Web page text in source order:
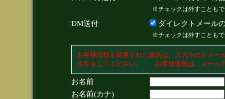
※チェックは外すことも
DM送付 ダイレクトメール
※チェックは外すことも
お客様情報を変更された場合は、入力されたメ
注意をしてください。 お客様情報は、メール
お名前
お名前(カナ)